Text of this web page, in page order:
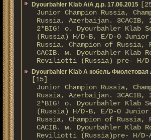
Dyourbahler Klab A/А д.р. 17.06.2015
Junior Champion Russia,
Russia, Azerbaijan. 3CACIB,
2*BIG! о. Dyourbahler Klab
(Russia) H/D-B, E/D-0 Junior
Russia, Champion of Russia,
CACIB. м. Dyourbahler Klab
Reviliotti (Russia) pre- H/
Dyourbahler Klab A кобель Фиолетовая
[15]
Junior Champion Russia,
Russia, Azerbaijan. 3CACIB,
2*BIG! о. Dyourbahler Klab
(Russia) H/D-B, E/D-0 Junior
Russia, Champion of Russia,
CACIB. м. Dyourbahler Klab
Reviliotti (Russia)pre- H/D-